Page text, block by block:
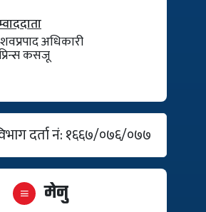
अधिकारी
कसजू
दर्ता नं: १६६७/०७६/०७७
मेनु